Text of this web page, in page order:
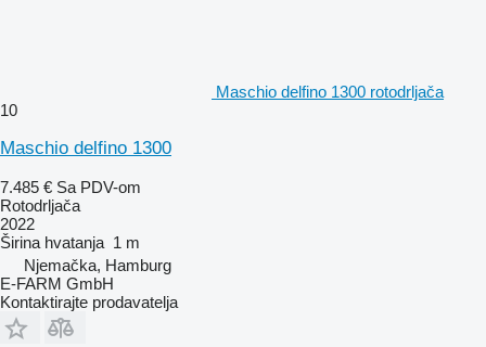
Maschio delfino 1300 rotodrljača
10
Maschio delfino 1300
7.485 € Sa PDV-om
Rotodrljača
2022
Širina hvatanja 1 m
Njemačka, Hamburg
E-FARM GmbH
Kontaktirajte prodavatelja